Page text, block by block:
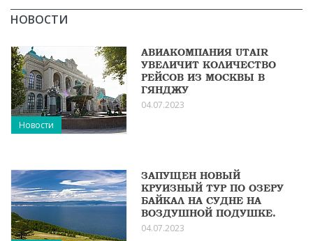
НОВОСТИ
Новости
АВИАКОМПАНИЯ UTAIR
УВЕЛИЧИТ КОЛИЧЕСТВО
РЕЙСОВ ИЗ МОСКВЫ В
ГЯНДЖУ
04.07.2023
ЗАПУЩЕН НОВЫЙ
КРУИЗНЫЙ ТУР ПО ОЗЕРУ
БАЙКАЛ НА СУДНЕ НА
ВОЗДУШНОЙ ПОДУШКЕ.
04.07.2023